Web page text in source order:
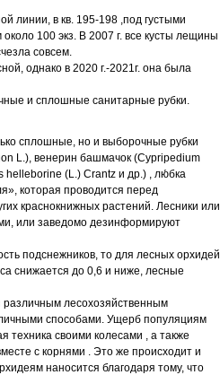
линии, в кв. 195-198 ,под густыми
100 экз. В 2007 г. все кусты лещины
совсем.
однако в 2020 г.-2021г. она была
и сплошные санитарные рубки.
сплошные, но и выборочные рубки
L.), венерин башмачок (Cypripedium
helleborine (L.) Crantz и др.) , лю́бка
которая проводится перед
краснокнижных растений. Лесники или
или заведомо дезинформируют
подснежников, то для лесных орхидей
снижается до 0,6 и ниже, лесные
различным лесохозяйственным
способами. Ущерб популяциям
техника своими колесами , а также
с корнями . Это же происходит и
наносится благодаря тому, что